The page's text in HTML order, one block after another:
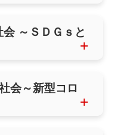
～ＳＤＧｓと
会～新型コロ